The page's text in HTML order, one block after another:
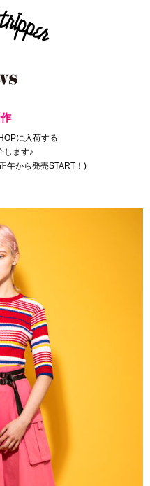
に入荷する
します♪
午から発売START！ )